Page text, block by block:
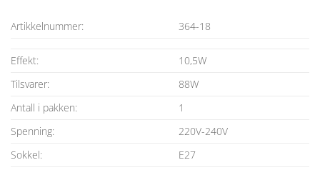
Artikkelnummer: 364-18
Effekt:
10,5W
Tilsvarer:
88W
Antall i pakken:
1
Spenning:
220V-240V
Sokkel:
E27